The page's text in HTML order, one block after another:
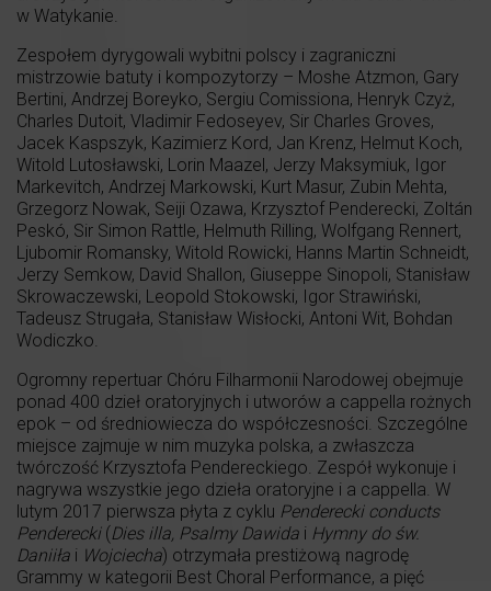
w Watykanie.
Zespołem dyrygowali wybitni polscy i zagraniczni
mistrzowie batuty i kompozytorzy – Moshe Atzmon, Gary
Bertini, Andrzej Boreyko, Sergiu Comissiona, Henryk Czyż,
Charles Dutoit, Vladimir Fedoseyev, Sir Charles Groves,
Jacek Kaspszyk, Kazimierz Kord, Jan Krenz, Helmut Koch,
Witold Lutosławski, Lorin Maazel, Jerzy Maksymiuk, Igor
Markevitch, Andrzej Markowski, Kurt Masur, Zubin Mehta,
Grzegorz Nowak, Seiji Ozawa, Krzysztof Penderecki, Zoltán
Peskó, Sir Simon Rattle, Helmuth Rilling, Wolfgang Rennert,
Ljubomir Romansky, Witold Rowicki, Hanns Martin Schneidt,
Jerzy Semkow, David Shallon, Giuseppe Sinopoli, Stanisław
Skrowaczewski, Leopold Stokowski, Igor Strawiński,
Tadeusz Strugała, Stanisław Wisłocki, Antoni Wit, Bohdan
Wodiczko.
Ogromny repertuar Chóru Filharmonii Narodowej obejmuje
ponad 400 dzieł oratoryjnych i utworów a cappella rożnych
epok – od średniowiecza do współczesności. Szczególne
miejsce zajmuje w nim muzyka polska, a zwłaszcza
twórczość Krzysztofa Pendereckiego. Zespół wykonuje i
nagrywa wszystkie jego dzieła oratoryjne i a cappella. W
lutym 2017 pierwsza płyta z cyklu Penderecki conducts
Penderecki(Dies illa, Psalmy Dawida i Hymny do św.
Daniiła i Wojciecha) otrzymała prestiżową nagrodę
Grammy w kategorii Best Choral Performance, a pięć